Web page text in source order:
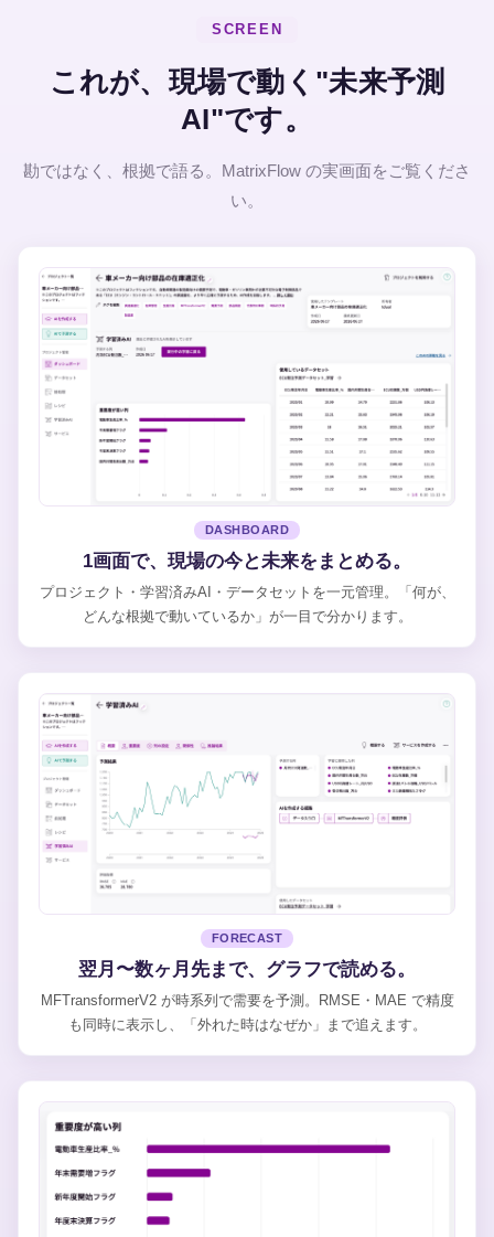
SCREEN
これが、現場で動く"未来予測
AI"です。
勘ではなく、根拠で語る。MatrixFlow の実画面をご覧くださ
い。
DASHBOARD
1画面で、現場の今と未来をまとめる。
プロジェクト・学習済みAI・データセットを一元管理。「何が、
どんな根拠で動いているか」が一目で分かります。
FORECAST
翌月〜数ヶ月先まで、グラフで読める。
MFTransformerV2 が時系列で需要を予測。RMSE・MAE で精度
も同時に表示し、「外れた時はなぜか」まで追えます。